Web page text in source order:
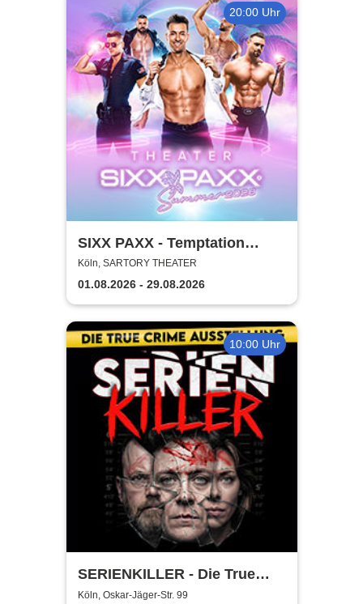
20:00 Uhr
SIXX PAXX - Temptation
Summer Köln 2026
Köln, SARTORY THEATER
01.08.2026 - 29.08.2026
10:00 Uhr
SERIENKILLER - Die True
Crime Ausstellung | Flex-/
Köln, Oskar-Jäger-Str. 99